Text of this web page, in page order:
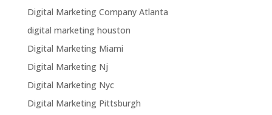
Digital Marketing Company Atlanta
digital marketing houston
Digital Marketing Miami
Digital Marketing Nj
Digital Marketing Nyc
Digital Marketing Pittsburgh